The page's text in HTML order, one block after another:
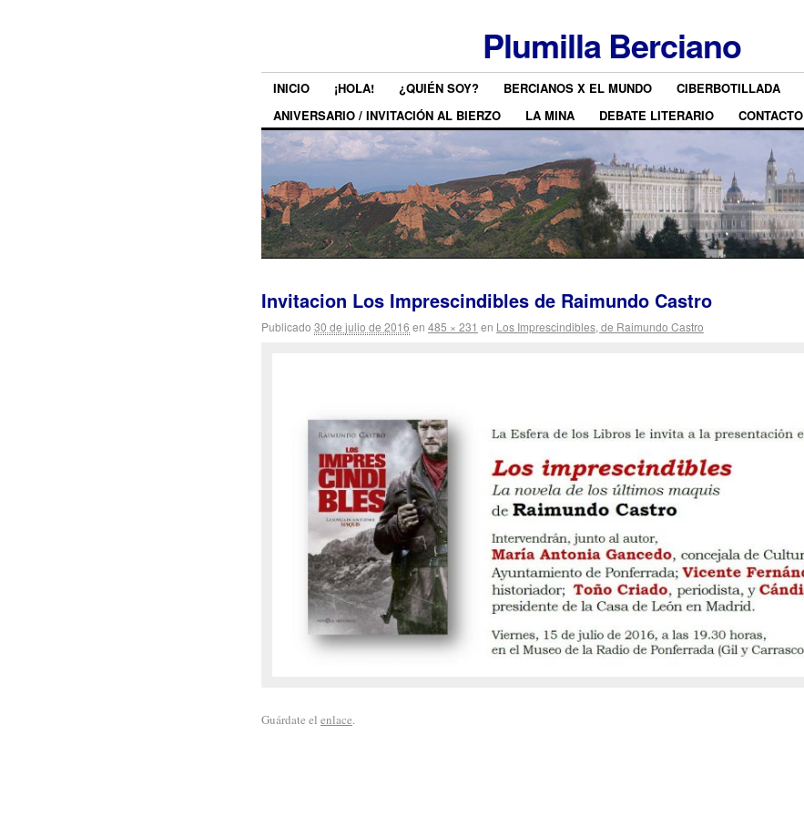
Plumilla Berciano
INICIO ¡HOLA! ¿QUIÉN SOY? BERCIANOS X EL MUNDO
CIBERBOTILLADA
ANIVERSARIO / INVITACIÓN AL BIERZO
LA MINA DEBATE LITERARIO CONTACTO
Invitacion Los Imprescindibles de Raimundo Castro
Publicado 30 de julio de 2016 en 485 × 231 en Los Imprescindibles, de Raimundo Castro
Guárdate el enlace.